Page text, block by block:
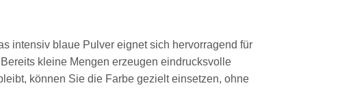
intensiv blaue Pulver eignet sich hervorragend für
kleine Mengen erzeugen eindrucksvolle
können Sie die Farbe gezielt einsetzen, ohne